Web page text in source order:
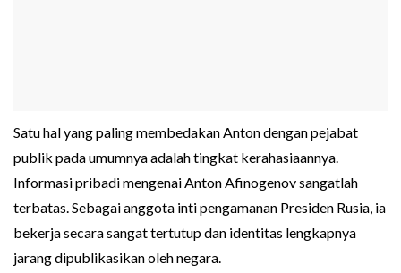
Satu hal yang paling membedakan Anton dengan pejabat
publik pada umumnya adalah tingkat kerahasiaannya.
Informasi pribadi mengenai Anton Afinogenov sangatlah
terbatas. Sebagai anggota inti pengamanan Presiden Rusia, ia
bekerja secara sangat tertutup dan identitas lengkapnya
jarang dipublikasikan oleh negara.